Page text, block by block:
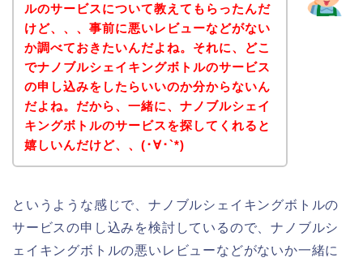
ルのサービスについて教えてもらったんだ
けど、、、事前に悪いレビューなどがない
か調べておきたいんだよね。それに、どこ
でナノブルシェイキングボトルのサービス
の申し込みをしたらいいのか分からないん
だよね。だから、一緒に、ナノブルシェイ
キングボトルのサービスを探してくれると
嬉しいんだけど、、(･∀･`*)
というような感じで、ナノブルシェイキングボトルの
サービスの申し込みを検討しているので、ナノブルシ
ェイキングボトルの悪いレビューなどがないか一緒に